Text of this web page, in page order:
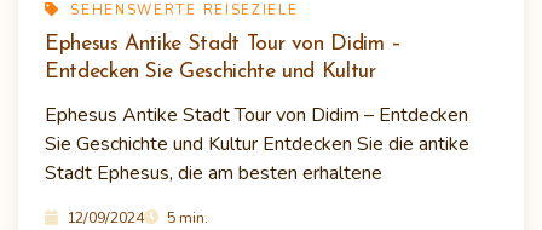
SEHENSWERTE REISEZIELE
Ephesus Antike Stadt Tour von Didim –
Entdecken Sie Geschichte und Kultur
Ephesus Antike Stadt Tour von Didim – Entdecken
Sie Geschichte und Kultur Entdecken Sie die antike
Stadt Ephesus, die am besten erhaltene
12/09/2024 5 min.